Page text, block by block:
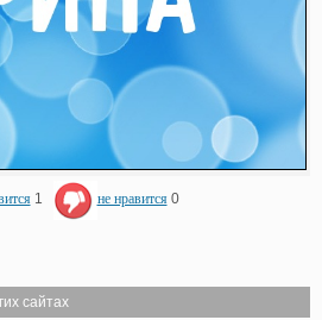
1 не нравится 0
сайтах